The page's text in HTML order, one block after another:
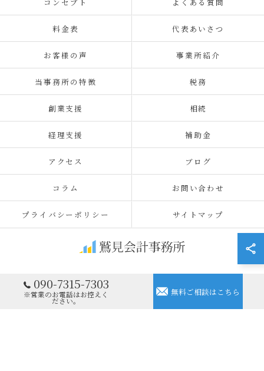
090-7315-7303
※営業のお電話はお控えく
ださい。
無料ご相談はこちら
料金表 代表あいさつ
お客様の声 事業所紹介
当事務所の特徴 税務
創業支援 相続
経理支援 補助金
アクセス ブログ
コラム お問い合わせ
プライバシーポリシー サイトマップ
© 2026 愛知県名古屋の会計事務所なら鷲見会計事務所 ALL RIGHTS